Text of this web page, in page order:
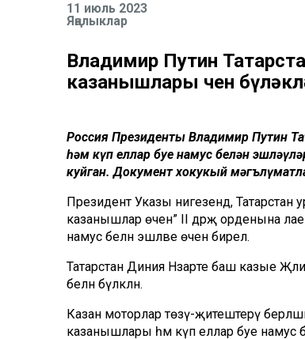
11 июль 2023
Яңалыклар
Владимир Путин
казанышлары өчен
Россия Президенты Владимир Путин
һәм күп еллар буе намус белән
куйган. Документ хокукый
Президент Указы нигезендә,
казанышлар өчен” II дәрәҗә орденына
намус белән эшләве өчен бирелә.
Татарстан Диния Нәзарәте баш казые
белән бүләкләнә.
Казан моторлар төзү-җитештерү
казанышлары һәм күп еллар буе намус